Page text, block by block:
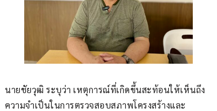
นายชัยวุฒิ ระบุว่า เหตุการณ์ที่เกิดขึ้นสะท้อนให้เห็นถึง
ความจำเป็นในการตรวจสอบสภาพโครงสร้างและ